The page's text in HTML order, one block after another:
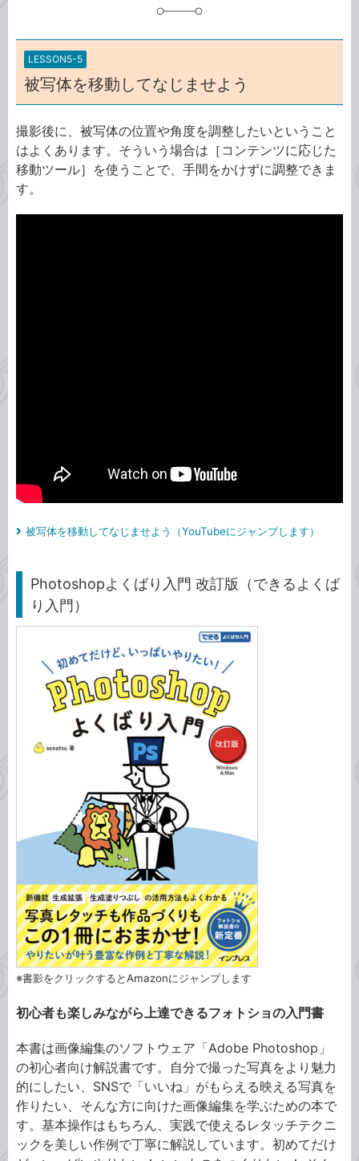
LESSON5-5
被写体を移動してなじませよう
撮影後に、被写体の位置や角度を調整したいということ
はよくあります。そういう場合は［コンテンツに応じた
移動ツール］を使うことで、手間をかけずに調整できま
す。
被写体を移動してなじませよう（YouTubeにジャンプします）
Photoshopよくばり入門 改訂版（できるよくば
り入門）
※書影をクリックするとAmazonにジャンプします
初心者も楽しみながら上達できるフォトショの入門書
本書は画像編集のソフトウェア「Adobe Photoshop」
の初心者向け解説書です。自分で撮った写真をより魅力
的にしたい、SNSで「いいね」がもらえる映える写真を
作りたい、そんな方に向けた画像編集を学ぶための本で
す。基本操作はもちろん、実践で使えるレタッチテクニ
ックを美しい作例で丁寧に解説しています。初めてだけ